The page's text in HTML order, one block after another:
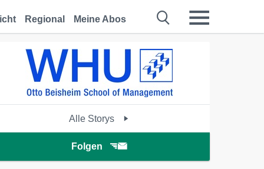
Regional Meine Abos
Alle Storys
Folgen